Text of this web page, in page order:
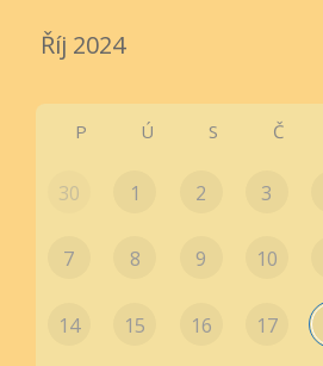
P Ú S Č
30 1 2 3
7 8 9 10
14 15 16 17